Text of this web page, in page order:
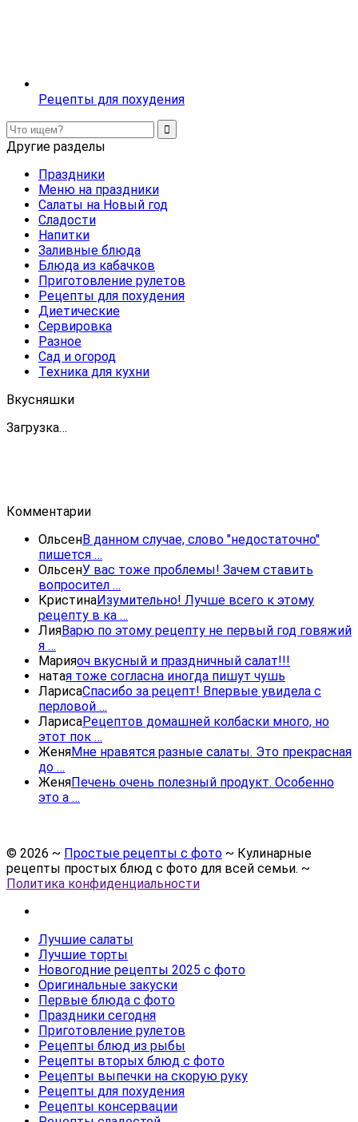
Рецепты для похудения
Другие разделы
Праздники
Меню на праздники
Салаты на Новый год
Сладости
Напитки
Заливные блюда
Блюда из кабачков
Приготовление рулетов
Рецепты для похудения
Диетические
Сервировка
Разное
Сад и огород
Техника для кухни
Вкусняшки
Загрузка…
Комментарии
ОльсенВ данном случае, слово "недостаточно"
пишется …
ОльсенУ вас тоже проблемы! Зачем ставить
вопросител …
КристинаИзумительно! Лучше всего к этому
рецепту в ка …
ЛияВарю по этому рецепту не первый год говяжий
я …
Марияоч вкусный и праздничный салат!!!
натая тоже согласна иногда пишут чушь
ЛарисаСпасибо за рецепт! Впервые увидела с
перловой …
ЛарисаРецептов домашней колбаски много, но
этот пок …
ЖеняМне нравятся разные салаты. Это прекрасная
до …
ЖеняПечень очень полезный продукт. Особенно
это а …
© 2026 ~ Простые рецепты с фото ~ Кулинарные
рецепты простых блюд с фото для всей семьи. ~
Политика конфиденциальности
Лучшие салаты
Лучшие торты
Новогодние рецепты 2025 с фото
Оригинальные закуски
Первые блюда с фото
Праздники сегодня
Приготовление рулетов
Рецепты блюд из рыбы
Рецепты вторых блюд с фото
Рецепты выпечки на скорую руку
Рецепты для похудения
Рецепты консервации